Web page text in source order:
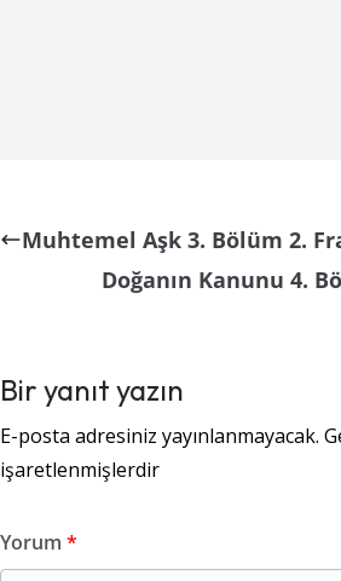
Muhtemel Aşk 3. Bölüm 2.
Doğanın Kanunu 4.
Bir yanıt yazın
E-posta adresiniz yayınlanmayacak.
işaretlenmişlerdir
Yorum *